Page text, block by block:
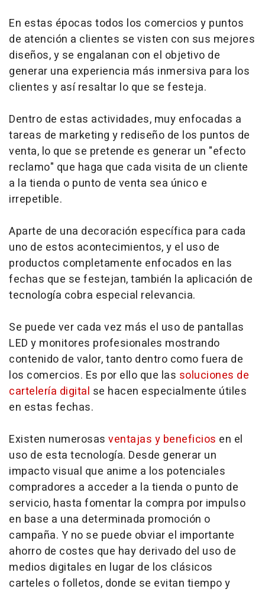
En estas épocas todos los comercios y puntos
de atención a clientes se visten con sus mejores
diseños, y se engalanan con el objetivo de
generar una experiencia más inmersiva para los
clientes y así resaltar lo que se festeja.
Dentro de estas actividades, muy enfocadas a
tareas de marketing y rediseño de los puntos de
venta, lo que se pretende es generar un "efecto
reclamo" que haga que cada visita de un cliente
a la tienda o punto de venta sea único e
irrepetible.
Aparte de una decoración específica para cada
uno de estos acontecimientos, y el uso de
productos completamente enfocados en las
fechas que se festejan, también la aplicación de
tecnología cobra especial relevancia.
Se puede ver cada vez más el uso de pantallas
LED y monitores profesionales mostrando
contenido de valor, tanto dentro como fuera de
los comercios. Es por ello que las soluciones de
cartelería digital se hacen especialmente útiles
en estas fechas.
Existen numerosas ventajas y beneficios en el
uso de esta tecnología. Desde generar un
impacto visual que anime a los potenciales
compradores a acceder a la tienda o punto de
servicio, hasta fomentar la compra por impulso
en base a una determinada promoción o
campaña. Y no se puede obviar el importante
ahorro de costes que hay derivado del uso de
medios digitales en lugar de los clásicos
carteles o folletos, donde se evitan tiempo y